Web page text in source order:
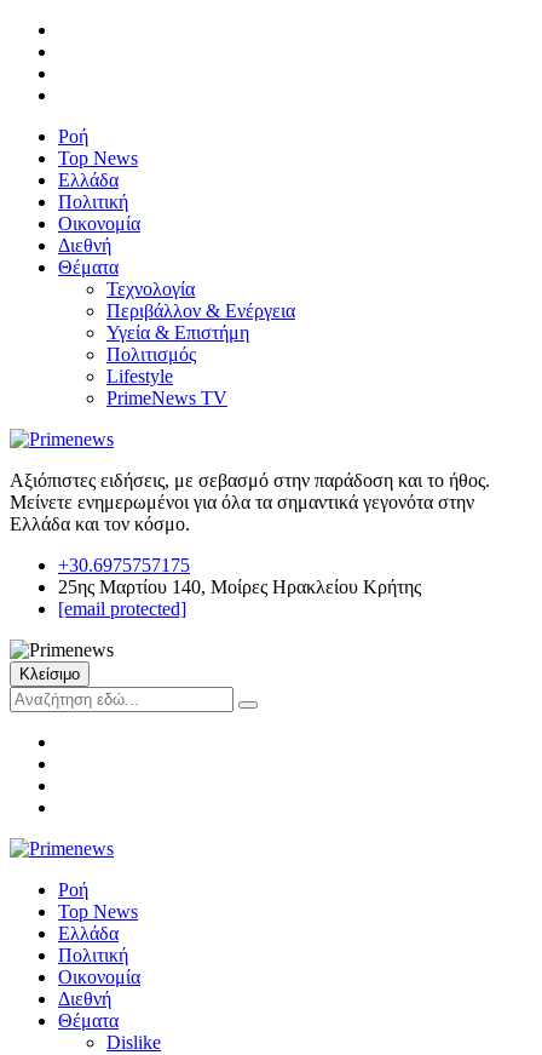
Ροή
Top News
Ελλάδα
Πολιτική
Οικονομία
Διεθνή
Θέματα
Τεχνολογία
Περιβάλλον & Ενέργεια
Υγεία & Επιστήμη
Πολιτισμός
Lifestyle
PrimeNews TV
Αξιόπιστες ειδήσεις, με σεβασμό στην παράδοση και το ήθος.
Μείνετε ενημερωμένοι για όλα τα σημαντικά γεγονότα στην
Ελλάδα και τον κόσμο.
+30.6975757175
25ης Μαρτίου 140, Μοίρες Ηρακλείου Κρήτης
[email protected]
Κλείσιμο
Ροή
Top News
Ελλάδα
Πολιτική
Οικονομία
Διεθνή
Θέματα
Dislike